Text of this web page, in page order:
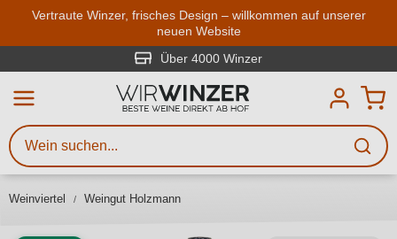
Zum Hauptinhalt springen
Vertraute Winzer, frisches Design – willkommen auf unserer
neuen Website
Über 4000 Winzer
Weinviertel Weingut Holzmann
Weinsuche
Mindestens 3 Zeichen eingeben
Beschreiben Sie, welchen Wein
Sie suchen – ob nach Geschmack,
Region, Winzer oder anderen